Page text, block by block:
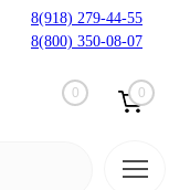
8(918) 279-44-55
8(800) 350-08-07
0 0